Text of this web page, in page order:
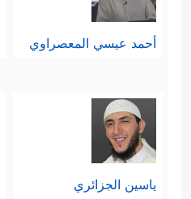
أحمد عيسي المعصراوي
ياسين الجزائري